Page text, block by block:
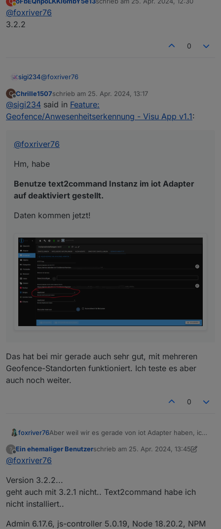
mindestens 3.2.0@oFbEQnpoLKKl6mbY5e13
@
Abwesend zuletzt editiert von
@foxriver76
3.2.2
0
sigi234@foxriver76
Hm, habe
Benutze text2command Instanz im iot Adapter auf
C
Offline
Chrille1507schrieb am 25. Apr. 2024, 13:17
zuletzt editiert von
@sigi234 said in Feature:
Geofence/Anwesenheitserkennung - Visu App v1.1:
@foxriver76
Hm, habe
Benutze text2command Instanz im iot Adapter
auf deaktiviert gestellt.
Daten kommen jetzt!
Das hat bei mir gerade auch sehr gut, mit mehreren
Geofence-Standorten funktioniert. Ich teste es aber
auch noch weiter.
0
foxriver76Aber weil wir es gerade von iot Adapter haben, ich
mindestens 3.2.0@oFbEQnpoLKKl6mbY5e13
@
?
Offline
Ein ehemaliger Benutzerschrieb am 25. Apr. 2024, 13:45
zuletzt editiert von Ein ehemaliger
@foxriver76
Version 3.2.2...
geht auch mit 3.2.1 nicht.. Text2command habe ich
nicht installiert..
Admin 6.17.6, js-controller 5.0.19, Node 18.20.2, NPM